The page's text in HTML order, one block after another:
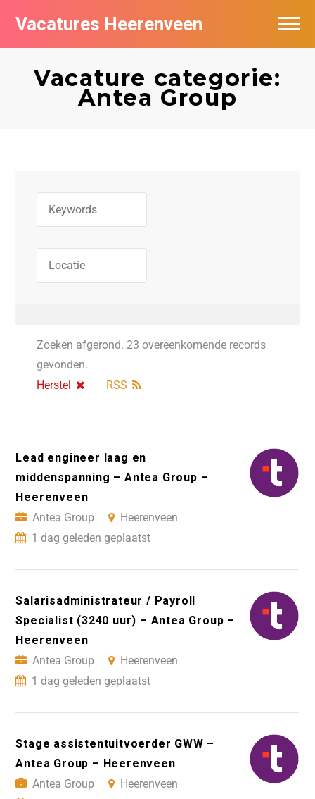
Vacatures Heerenveen
Vacature categorie:
Antea Group
Zoeken afgerond. 23 overeenkomende records
gevonden.
Herstel
RSS
Lead engineer laag en
middenspanning – Antea Group –
Heerenveen
Antea Group
Heerenveen
1 dag geleden geplaatst
Salarisadministrateur / Payroll
Specialist (3240 uur) – Antea Group –
Heerenveen
Antea Group
Heerenveen
1 dag geleden geplaatst
Stage assistentuitvoerder GWW –
Antea Group – Heerenveen
Antea Group
Heerenveen
Vacatures per bedrijf
De populairste vacatures in Heerenveen